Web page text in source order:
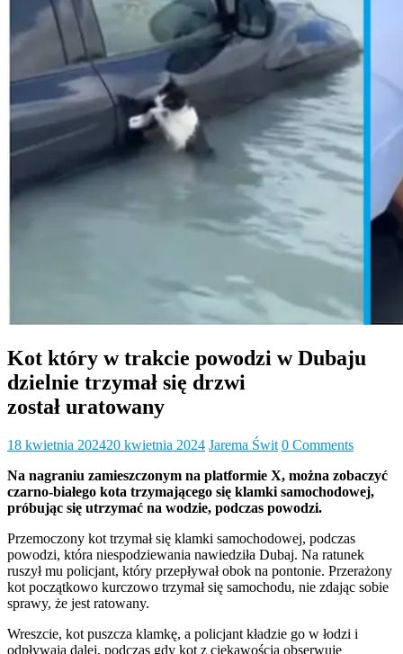
Kot który w trakcie powodzi w Dubaju
dzielnie trzymał się drzwi
został uratowany
18 kwietnia 202420 kwietnia 2024 Jarema Świt 0 Comments
Na nagraniu zamieszczonym na platformie X, można zobaczyć
czarno-białego kota trzymającego się klamki samochodowej,
próbując się utrzymać na wodzie, podczas powodzi.
Przemoczony kot trzymał się klamki samochodowej, podczas
powodzi, która niespodziewania nawiedziła Dubaj. Na ratunek
ruszył mu policjant, który przepływał obok na pontonie. Przerażony
kot początkowo kurczowo trzymał się samochodu, nie zdając sobie
sprawy, że jest ratowany.
Wreszcie, kot puszcza klamkę, a policjant kładzie go w łodzi i
odpływają dalej, podczas gdy kot z ciekawością obserwuje